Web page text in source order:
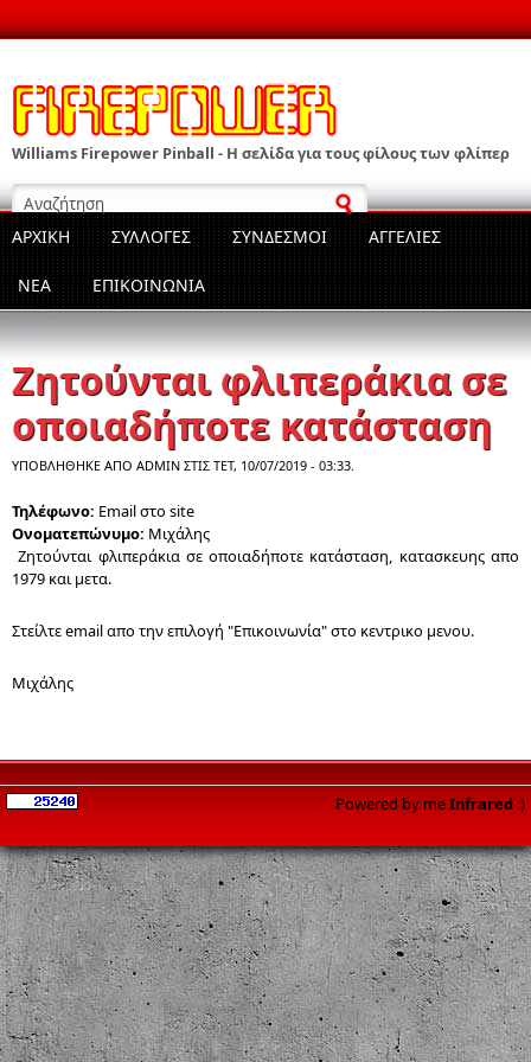
Williams Firepower Pinball - Η σελίδα για τους φίλους των φλίπερ
Φόρμα αναζήτησης
ΑΡΧΙΚΗ ΣΥΛΛΟΓΕΣ ΣΥΝΔΕΣΜΟΙ ΑΓΓΕΛΙΕΣ
ΝΕΑ ΕΠΙΚΟΙΝΩΝΊΑ
Ζητούνται φλιπεράκια σε
οποιαδήποτε κατάσταση
ΥΠΟΒΛΉΘΗΚΕ ΑΠΌ ADMIN ΣΤΙΣ ΤΕΤ, 10/07/2019 - 03:33.
Τηλέφωνο: Email στο site
Ονοματεπώνυμο: Μιχάλης
Ζητούνται φλιπεράκια σε οποιαδήποτε κατάσταση, κατασκευης απο
1979 και μετα.
Στείλτε email απο την επιλογή "Επικοινωνία" στο κεντρικο μενου.
Μιχάλης
Powered by meInfrared :)